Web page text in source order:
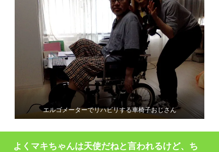
エルゴメーターでリハビリする車椅子おじさん
よくマキちゃんは天使だねと言われるけど、ち